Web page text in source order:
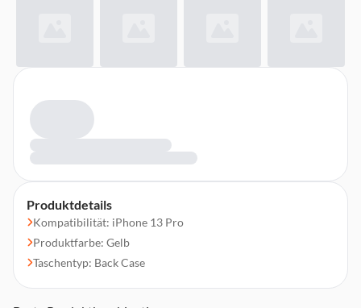
Produktdetails
Kompatibilität: iPhone 13 Pro
Produktfarbe: Gelb
Taschentyp: Back Case